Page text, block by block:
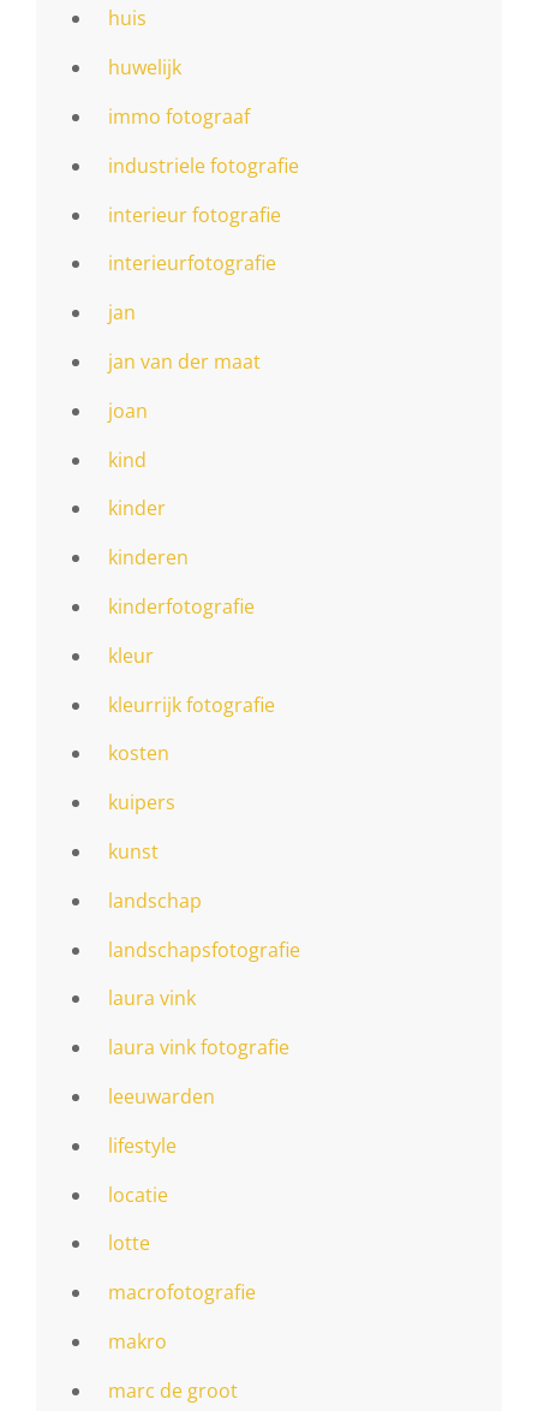
huis
huwelijk
immo fotograaf
industriele fotografie
interieur fotografie
interieurfotografie
jan
jan van der maat
joan
kind
kinder
kinderen
kinderfotografie
kleur
kleurrijk fotografie
kosten
kuipers
kunst
landschap
landschapsfotografie
laura vink
laura vink fotografie
leeuwarden
lifestyle
locatie
lotte
macrofotografie
makro
marc de groot